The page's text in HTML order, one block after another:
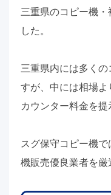
三重県のコピー機・
した。
三重県内には多くの
すが、中には相場よ
カウンター料金を提
スグ保守コピー機
機販売優良業者を厳